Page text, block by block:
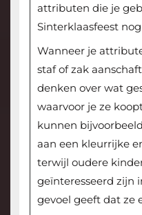
attributen die je
Sinterklaasfeest
Wanneer je
staf of zak
denken over wat
waarvoor je ze
kunnen
aan een kleurrijke
terwijl oudere
geïnteresseerd zijn
gevoel geeft dat ze